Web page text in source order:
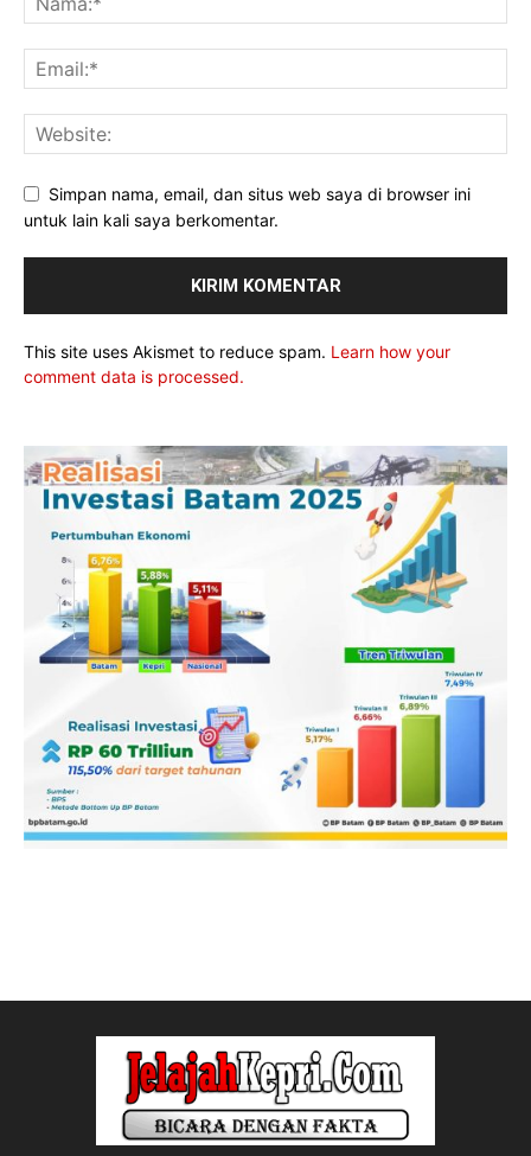
Simpan nama, email, dan situs web saya di browser ini
untuk lain kali saya berkomentar.
This site uses Akismet to reduce spam. Learn how your
comment data is processed.